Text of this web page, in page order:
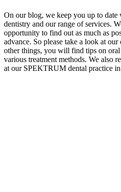
On our blog, we keep you up to
dentistry and our range of services.
opportunity to find out as much as
advance. So please take a look at
other things, you will find tips on
various treatment methods. We also
at our SPEKTRUM dental practice